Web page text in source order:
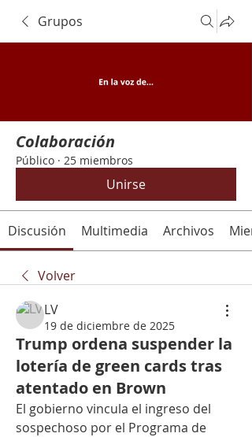
Grupos
Colaboración
Público · 25 miembros
Unirse
Discusión Multimedia Archivos
Volver
LV
19 de diciembre de 2025
Trump ordena suspender la
lotería de green cards tras
atentado en Brown
El gobierno vincula el ingreso del
sospechoso por el Programa de